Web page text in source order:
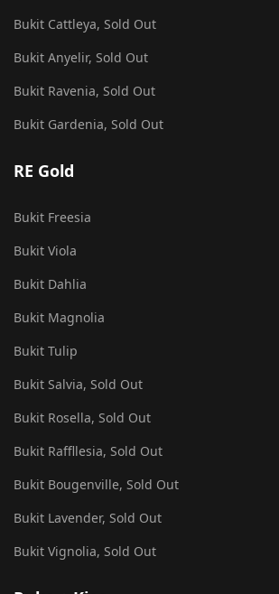
Bukit Cattleya, Sold Out
Bukit Anyelir, Sold Out
Bukit Ravenia, Sold Out
Bukit Gardenia, Sold Out
RE Gold
Bukit Freesia
Bukit Viola
Bukit Dahlia
Bukit Magnolia
Bukit Tulip
Bukit Salvia, Sold Out
Bukit Rosella, Sold Out
Bukit Raffllesia, Sold Out
Bukit Bougenville, Sold Out
Bukit Lavender, Sold Out
Bukit Vignolia, Sold Out